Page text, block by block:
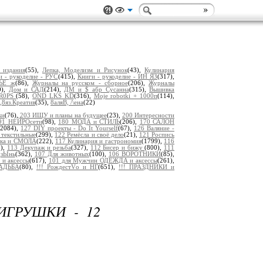
(55), Лепка, Моделизм и Рисунок(43),Кулинария
- рукоделие - РУС(415), Книги - рукоделие - ИН ЯЗ(317),
ж(86), Журналы на русском - сборное(206), Журналы
Дом и САД(214), ДМ и $_абр_Сусанна(315),Вышивка
(58),OND LKS KD(316), Moje robotki + 1000п(114),
(35), 8аляB, /\ена(22)
(76),203 ИЩУ и планы на будущее(23), 200 Интересности
НЕЙРОсети(98), 180 МОДА и СТИЛЬ(206),
170 САЛОН
127 DIY проекты - Do It Yourself(67), 126 Валяние -
(299), 122 Ремёсла и своё дело(21), 121 Роспись
и СМОЛА(222), 117 Кулинария и гастрономия(1799), 116
113 Декупаж и резьба(327), 112 Бисер и бижу(800), 111
(362), 107 Для животных(100), 106 ВОРОТНИКИ(85),
аксессы(617), 101 для Мужчин ОДЕЖДА и аксессы(261),
(80), !!! РождестVо и НГ(651), !!! ПРАЗДНИКИ и
- 12